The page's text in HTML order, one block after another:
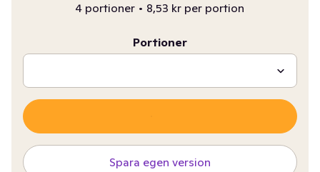
4 portioner • 8,53 kr per portion
Portioner
Spara egen version